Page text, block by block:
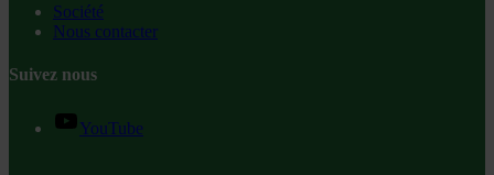
Société
Nous contacter
Suivez nous
YouTube